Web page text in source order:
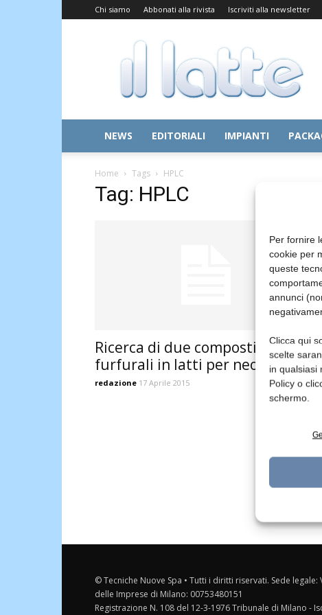
Per fornire
cookie per
queste
annunci
Clicca qui
scelte
in qualsiasi
Policy o
schermo.
Chi siamo Abbonati alla rivista Iscriviti alla newsletter
Il
Latte
NEWS EDITORIALI IMPIANTI
Home Tags HPLC
Tag: HPLC
Ricerca di due composti
furfurali in latti per neonati
redazione 17 Aprile 2015
© Tecniche Nuove Spa • Tutti i diritti riservati. Sede
delle Imprese di Milano: 00753480151
Registrazione N. 108 del 12-3-1976 Tribunale di Milano -